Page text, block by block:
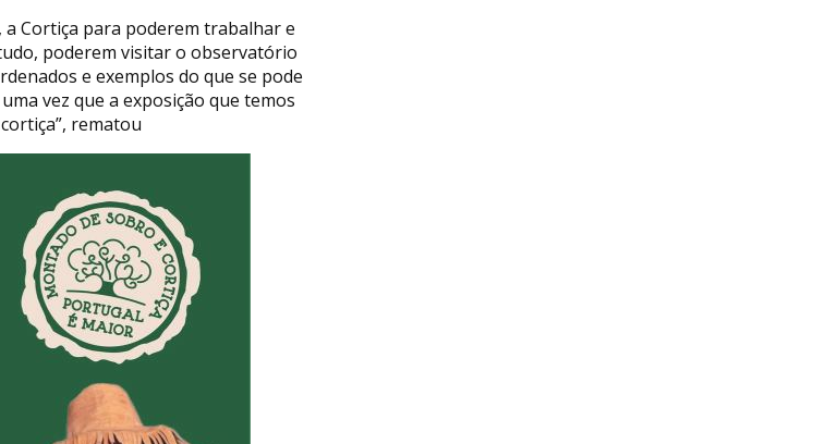
Cortiça para poderem trabalhar e
poderem visitar o observatório
e exemplos do que se pode
vez que a exposição que temos
rematou